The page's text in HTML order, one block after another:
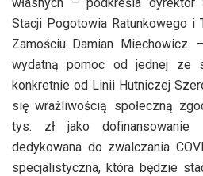
Stacji Pogotowia Ratunkowego i
Zamościu Damian Miechowicz.
wydatną pomoc od jednej ze
konkretnie od Linii Hutniczej
się wrażliwością społeczną
tys. zł jako
dedykowana do zwalczania
specjalistyczna, która będzie